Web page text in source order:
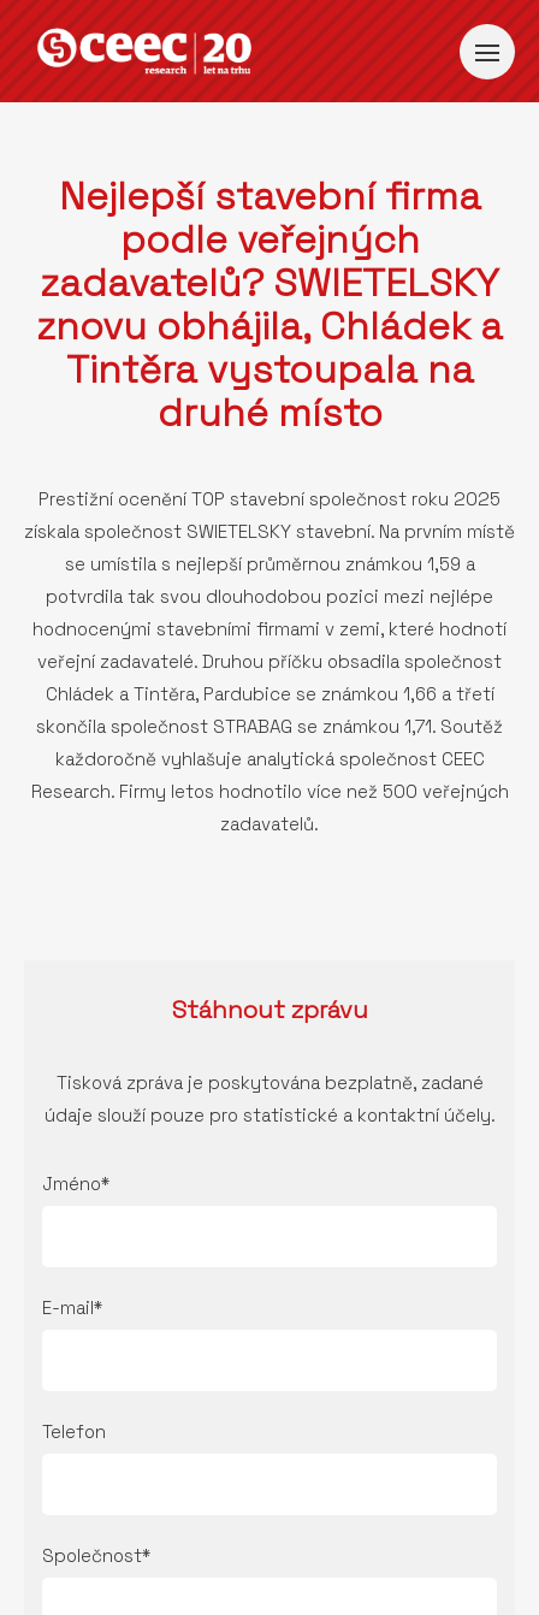
Nejlepší stavební firma
podle veřejných
zadavatelů? SWIETELSKY
znovu obhájila, Chládek a
Tintěra vystoupala na
druhé místo
Prestižní ocenění TOP stavební společnost roku 2025
získala společnost SWIETELSKY stavební. Na prvním místě
se umístila s nejlepší průměrnou známkou 1,59 a
potvrdila tak svou dlouhodobou pozici mezi nejlépe
hodnocenými stavebními firmami v zemi, které hodnotí
veřejní zadavatelé. Druhou příčku obsadila společnost
Chládek a Tintěra, Pardubice se známkou 1,66 a třetí
skončila společnost STRABAG se známkou 1,71. Soutěž
každoročně vyhlašuje analytická společnost CEEC
Research. Firmy letos hodnotilo více než 500 veřejných
zadavatelů.
Stáhnoutzprávu
Tisková zpráva je poskytována bezplatně, zadané
údaje slouží pouze pro statistické a kontaktní účely.
Jméno*
E-mail*
Telefon
Společnost*